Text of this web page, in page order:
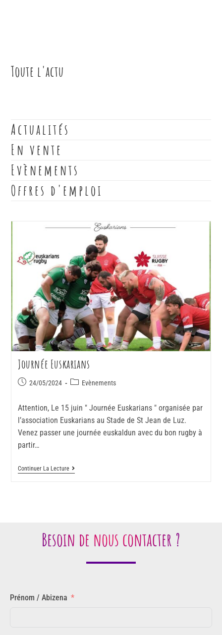
Toute l'actu
Actualités
En vente
Evènements
Offres d'emploi
Journée Euskarians
24/05/2024 Evènements
Attention, Le 15 juin " Journée Euskarians " organisée par
l’association Euskarians au Stade de St Jean de Luz.
Venez passer une journée euskaldun avec du bon rugby à
partir…
Continuer La Lecture
Besoin de nous contacter ?
Prénom / Abizena